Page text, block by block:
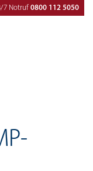
7 Notruf 0800 112 5050